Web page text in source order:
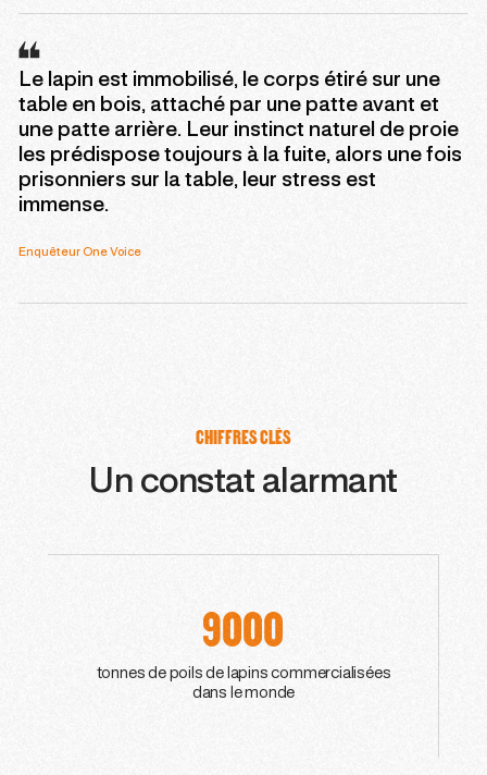
Le lapin est immobilisé, le corps étiré sur une
table en bois, attaché par une patte avant et
une patte arrière. Leur instinct naturel de proie
les prédispose toujours à la fuite, alors une fois
prisonniers sur la table, leur stress est
immense.
Enquêteur One Voice
CHIFFRES CLÉS
Un constat alarmant
9000
tonnes de poils de lapins commercialisées
dans le monde